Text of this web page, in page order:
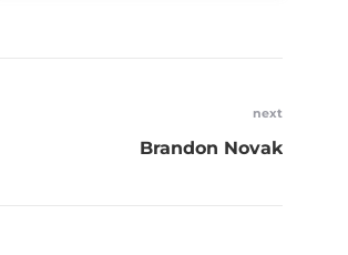
next
Brandon Novak